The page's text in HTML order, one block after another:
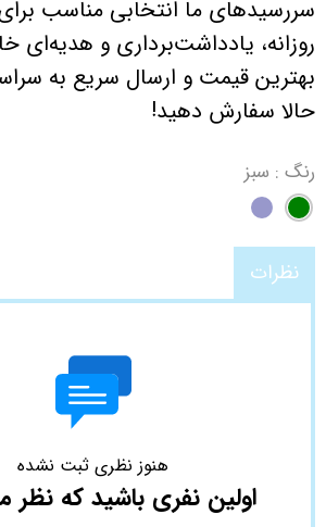
سررسیدهای ما انتخابی مناسب برای
روزانه، یادداشت‌برداری و
بهترین قیمت و ارسال سریع به
حالا سفارش دهید!
رنگ : سبز
نظرات
هنوز نظری ثبت نشده
اولین نفری باشید که